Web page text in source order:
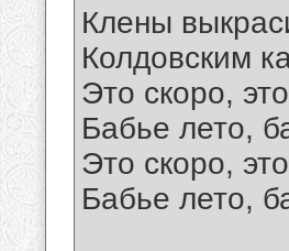
Клены
Колдовским
Это скоро,
Бабье лето,
Это скоро,
Бабье лето,